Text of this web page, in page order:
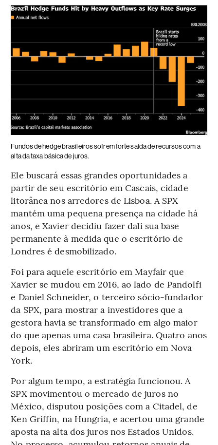
Fundos de hedge brasileiros sofrem forte saída de recursos com a
alta da taxa básica de juros.
Ele buscará essas grandes oportunidades a
partir de seu escritório em Cascais, cidade
litorânea nos arredores de Lisboa. A SPX
mantém uma pequena presença na cidade há
anos, e Xavier decidiu fazer dali sua base
permanente à medida que o escritório de
Londres é desmobilizado.
Foi para aquele escritório em Mayfair que
Xavier se mudou em 2016, ao lado de Pandolfi
e Daniel Schneider, o terceiro sócio-fundador
da SPX, para mostrar a investidores que a
gestora havia se transformado em algo maior
do que apenas uma casa brasileira. Quatro anos
depois, eles abriram um escritório em Nova
York.
Por algum tempo, a estratégia funcionou. A
SPX movimentou o mercado de juros no
México, disputou posições com a Citadel, de
Ken Griffin, na Hungria, e acertou uma grande
aposta na alta dos juros nos Estados Unidos.